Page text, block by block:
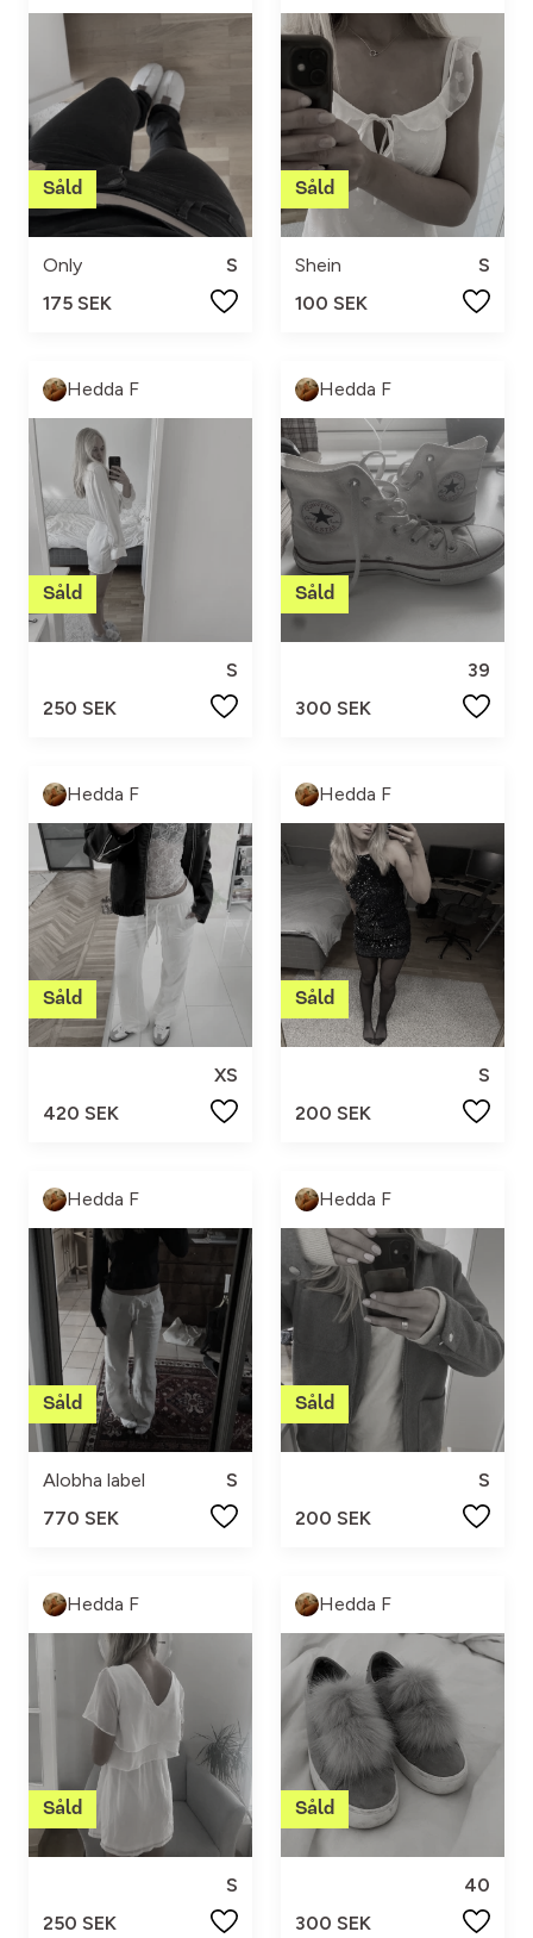
Only
S
175 SEK
Shein
S
100 SEK
Hedda F
S
250 SEK
Hedda F
39
300 SEK
Hedda F
XS
420 SEK
Hedda F
S
200 SEK
Hedda F
Alobha label
S
770 SEK
Hedda F
S
200 SEK
Hedda F
S
250 SEK
Hedda F
40
300 SEK